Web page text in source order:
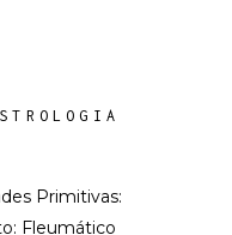
Primitivas:
Fleumático